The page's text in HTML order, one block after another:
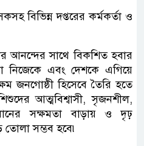
বিভিন্ন দপ্তরের কর্মকর্তা ও
আনন্দের সাথে বিকশিত হবার
নিজেকে এবং দেশকে এগিয়ে
জনগোষ্ঠী হিসেবে তৈরি হতে
আত্মবিশ্বাসী, সৃজনশীল,
সক্ষমতা বাড়ায় ও দৃঢ়
তোলা সম্ভব হবে৷